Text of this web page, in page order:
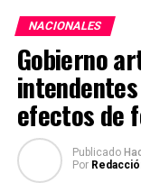
En julio, Itaipu
millones al
correspondieron
compensación por
destinados a la
Con este último
realizadas al
millones
NACIONALES
Gobierno
efectos de
Publicado
Por